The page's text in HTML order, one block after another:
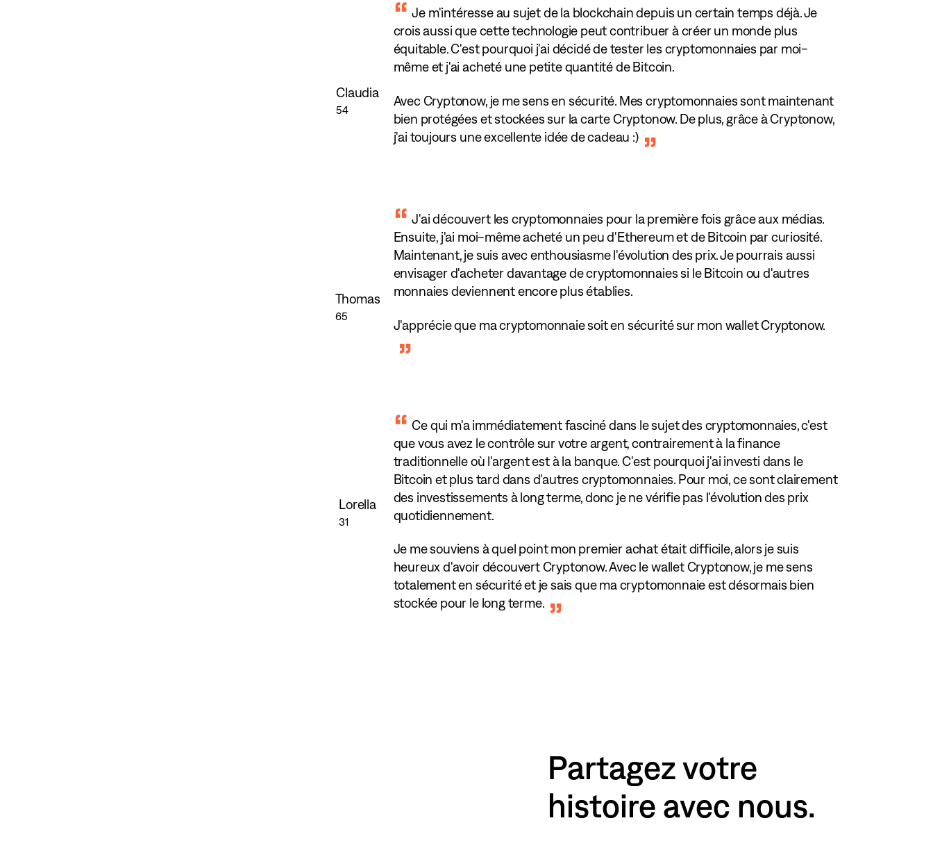
Claudia
54
Je m'intéresse au sujet de la blockchain depuis un certain temps déjà. Je
crois aussi que cette technologie peut contribuer à créer un monde plus
équitable. C'est pourquoi j'ai décidé de tester les cryptomonnaies par moi-
même et j'ai acheté une petite quantité de Bitcoin.
Avec Cryptonow, je me sens en sécurité. Mes cryptomonnaies sont maintenant
bien protégées et stockées sur la carte Cryptonow. De plus, grâce à Cryptonow,
j'ai toujours une excellente idée de cadeau :)
Thomas
65
J'ai découvert les cryptomonnaies pour la première fois grâce aux médias.
Ensuite, j'ai moi-même acheté un peu d'Ethereum et de Bitcoin par curiosité.
Maintenant, je suis avec enthousiasme l'évolution des prix. Je pourrais aussi
envisager d'acheter davantage de cryptomonnaies si le Bitcoin ou d'autres
monnaies deviennent encore plus établies.
J'apprécie que ma cryptomonnaie soit en sécurité sur mon wallet Cryptonow.
Lorella
31
Ce qui m'a immédiatement fasciné dans le sujet des cryptomonnaies, c'est
que vous avez le contrôle sur votre argent, contrairement à la finance
traditionnelle où l'argent est à la banque. C'est pourquoi j'ai investi dans le
Bitcoin et plus tard dans d'autres cryptomonnaies. Pour moi, ce sont clairement
des investissements à long terme, donc je ne vérifie pas l'évolution des prix
quotidiennement.
Je me souviens à quel point mon premier achat était difficile, alors je suis
heureux d'avoir découvert Cryptonow. Avec le wallet Cryptonow, je me sens
totalement en sécurité et je sais que ma cryptomonnaie est désormais bien
stockée pour le long terme.
Partagez votre
histoire avec nous.